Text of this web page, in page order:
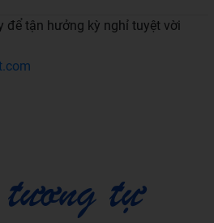
để tận hưởng kỳ nghỉ tuyệt vời
tự